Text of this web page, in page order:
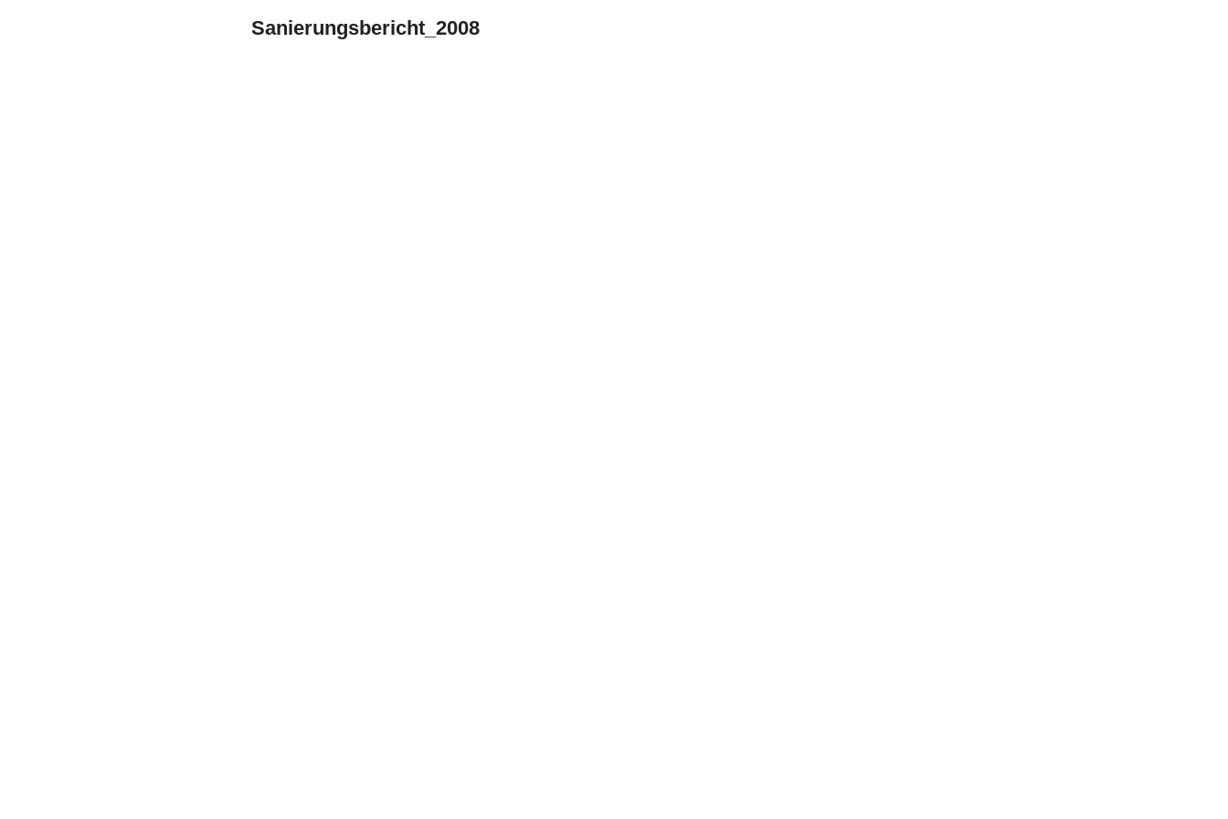
Sanierungsbericht_2008